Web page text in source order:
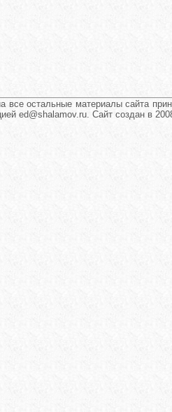
все остальные материалы сайта
ed@shalamov.ru. Сайт создан в